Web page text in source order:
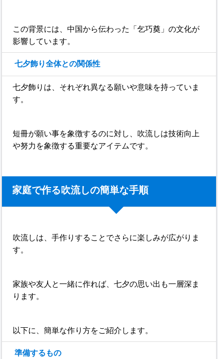
この背景には、中国から伝わった「乞巧奠」の文化が
影響しています。
七夕飾り全体との関係性
七夕飾りは、それぞれ異なる願いや意味を持っていま
す。
短冊が願い事を象徴するのに対し、吹流しは技術向上
や努力を象徴する重要なアイテムです。
家庭で作る吹流しの簡単な手順
吹流しは、手作りすることでさらに楽しみが広がりま
す。
家族や友人と一緒に作れば、七夕の思い出も一層深ま
ります。
以下に、簡単な作り方をご紹介します。
準備するもの